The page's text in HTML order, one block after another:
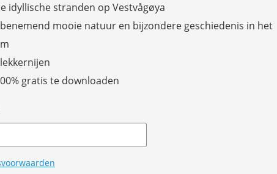
idyllische stranden op Vestvågøya
mooie natuur en bijzondere geschiedenis in het
gratis te downloaden